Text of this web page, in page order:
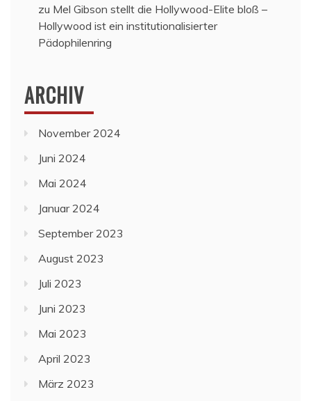
zu Mel Gibson stellt die Hollywood-Elite bloß –
Hollywood ist ein institutionalisierter
Pädophilenring
ARCHIV
November 2024
Juni 2024
Mai 2024
Januar 2024
September 2023
August 2023
Juli 2023
Juni 2023
Mai 2023
April 2023
März 2023